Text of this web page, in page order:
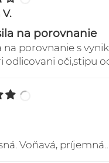
na porovnanie
na porovnanie s
odlicovani oči,stipu
Voňavá,